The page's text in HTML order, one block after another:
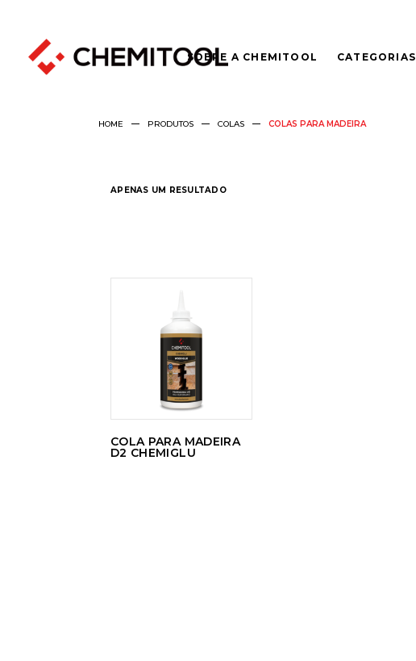
SOBRE A CHEMITOOL CATEGORIAS
HOME PRODUTOS COLAS COLAS PARA MADEIRA
APENAS UM RESULTADO
LER
MAIS
COLA PARA MADEIRA
D2 CHEMIGLU